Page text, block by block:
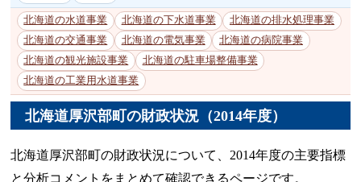
北海道の水道事業 北海道の下水道事業
北海道の排水処理事業
北海道の交通事業
北海道の電気事業
北海道の病院事業
北海道の観光施設事業
北海道の駐車場整備事業
北海道の工業用水道事業
北海道厚沢部町の財政状況（2014年度）
北海道厚沢部町の財政状況について、2014年度の主要指標
と分析コメントをまとめて確認できるページです。